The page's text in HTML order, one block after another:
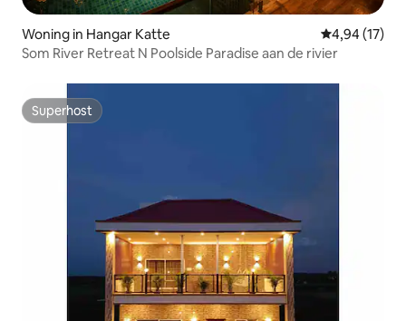
Woning in Hangar Katte Gemiddelde
4,94 (17)
Som River Retreat N Poolside Paradise aan de rivier
Superhost
Superhost